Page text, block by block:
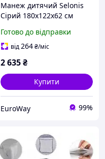
Манеж дитячий Selonis
Сірий 180x122x62 см
кошиком баскетбол
Манеж дитячий великий
Готово до відправки
від264₴/міс
2 635₴
Купити
EuroWay 99%